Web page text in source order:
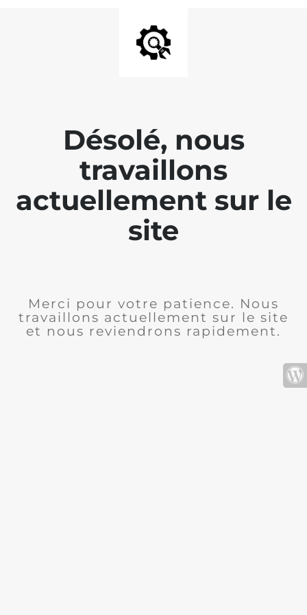
Désolé, nous
travaillons
actuellement sur le
site
Merci pour votre patience. Nous
travaillons actuellement sur le site
et nous reviendrons rapidement.